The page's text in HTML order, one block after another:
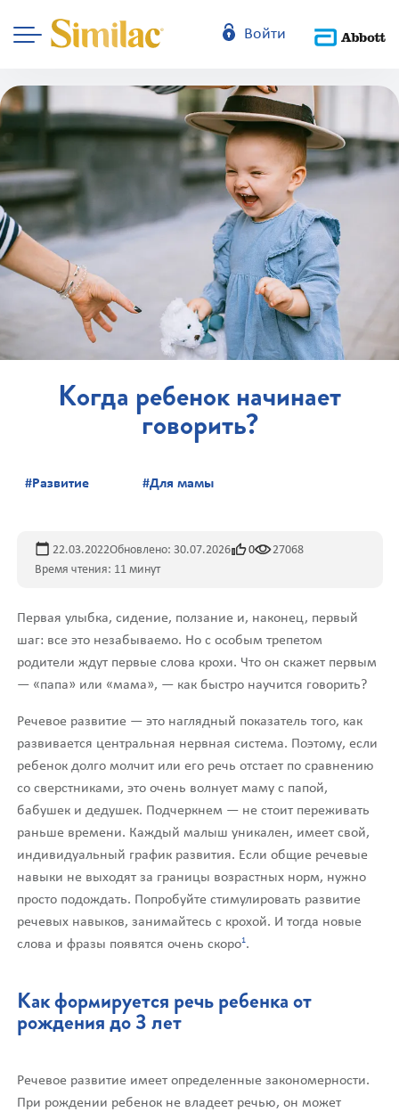
Войти
Когда ребенок начинает
говорить?
#Развитие #Для мамы
22.03.2022Обновлено: 30.07.2026 0
27068
Время чтения: 11 минут
Первая улыбка, сидение, ползание и, наконец, первый
шаг: все это незабываемо. Но с особым трепетом
родители ждут первые слова крохи. Что он скажет первым
— «папа» или «мама», — как быстро научится говорить?
Речевое развитие — это наглядный показатель того, как
развивается центральная нервная система. Поэтому, если
ребенок долго молчит или его речь отстает по сравнению
со сверстниками, это очень волнует маму с папой,
бабушек и дедушек. Подчеркнем — не стоит переживать
раньше времени. Каждый малыш уникален, имеет свой,
индивидуальный график развития. Если общие речевые
навыки не выходят за границы возрастных норм, нужно
просто подождать. Попробуйте стимулировать развитие
речевых навыков, занимайтесь с крохой. И тогда новые
слова и фразы появятся очень скоро1.
Как формируется речь ребенка от
рождения до 3 лет
Речевое развитие имеет определенные закономерности.
При рождении ребенок не владеет речью, он может